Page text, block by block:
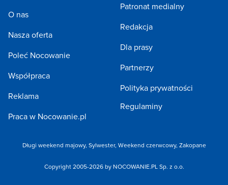
O nas
Nasza oferta
Poleć Nocowanie
Współpraca
Reklama
Praca w Nocowanie.pl
Patronat medialny
Redakcja
Dla prasy
Partnerzy
Polityka prywatności
Regulaminy
Długi weekend majowy, Sylwester, Weekend czerwcowy, Zakopane
Copyright 2005-2026 by NOCOWANIE.PL Sp. z o.o.